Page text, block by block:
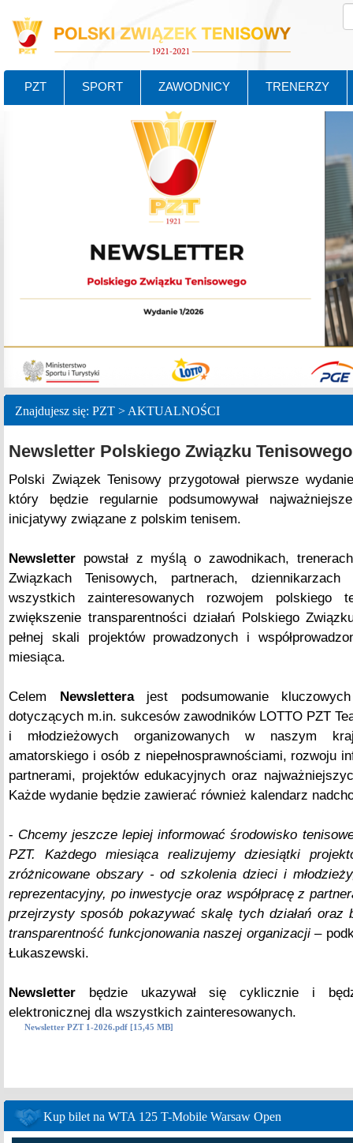
PZT SPORT ZAWODNICY TRENERZY
Znajdujesz się: PZT > AKTUALNOŚCI
Newsletter Polskiego Związku
Polski Związek Tenisowy przygotował pierwsze
który będzie regularnie podsumowywał
inicjatywy związane z polskim tenisem.
Newsletter powstał z myślą o zawodnikach,
Związkach Tenisowych, partnerach,
wszystkich zainteresowanych rozwojem
zwiększenie transparentności działań Polskiego
pełnej skali projektów prowadzonych i
miesiąca.
Celem Newsletterajest podsumowanie
dotyczących m.in. sukcesów zawodników LOTTO PZT
i młodzieżowych organizowanych w naszym
amatorskiego i osób z niepełnosprawnościami, rozwoju
partnerami, projektów edukacyjnych oraz
Każde wydanie będzie zawierać również kalendarz
- Chcemy jeszcze lepiej informować środowisko
PZT. Każdego miesiąca realizujemy dziesiątki
zróżnicowane obszary - od szkolenia dzieci i
reprezentacyjny, po inwestycje oraz współpracę z
przejrzysty sposób pokazywać skalę tych działań oraz
transparentność funkcjonowania naszej organizacji–
Łukaszewski.
Newsletter będzie ukazywał się cyklicznie i
elektronicznej dla wszystkich zainteresowanych.
Newsletter PZT 1-2026.pdf [15,45 MB]
Kup bilet na WTA 125 T-Mobile Warsaw Open